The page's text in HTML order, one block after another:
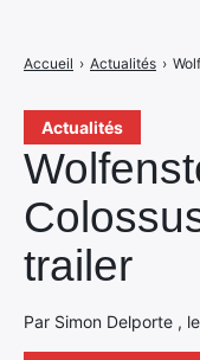
Actualités
trailer
Par Simon Delporte ,
Accueil › Actualités ›